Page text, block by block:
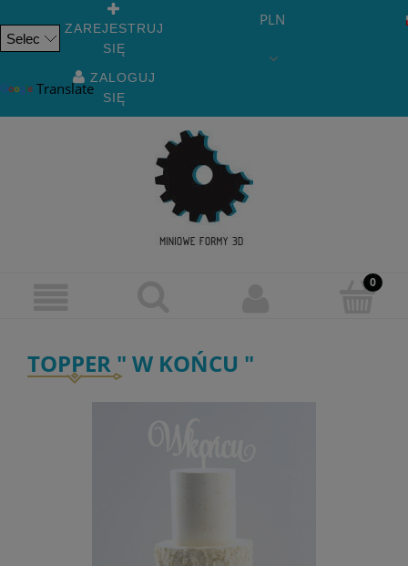
Translate
ZAREJESTRUJ
SIĘ
ZALOGUJ
SIĘ
PLN
TOPPER " W KOŃCU "